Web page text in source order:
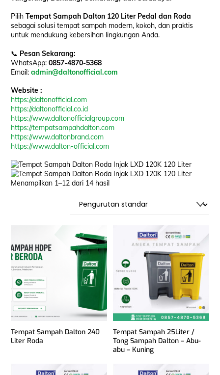
PilihTempat Sampah Dalton 120 Liter Pedal dan Roda
sebagai solusi tempat sampah modern, kokoh, dan praktis
untuk mendukung kebersihan lingkungan Anda.
📞 Pesan Sekarang:
WhatsApp:0857-4870-5368
Email:admin@daltonofficial.com
Website :
https://daltonofficial.com
https://daltonofficial.co.id
https://www.daltonofficialgroup.com
https://tempatsampahdalton.com
https://www.daltonbrand.com
https://www.dalton-official.com
Menampilkan 1–12 dari 14 hasil
Tempat Sampah Dalton 240
Liter Roda
Tempat Sampah 25Liter /
Tong Sampah Dalton – Abu-
abu – Kuning